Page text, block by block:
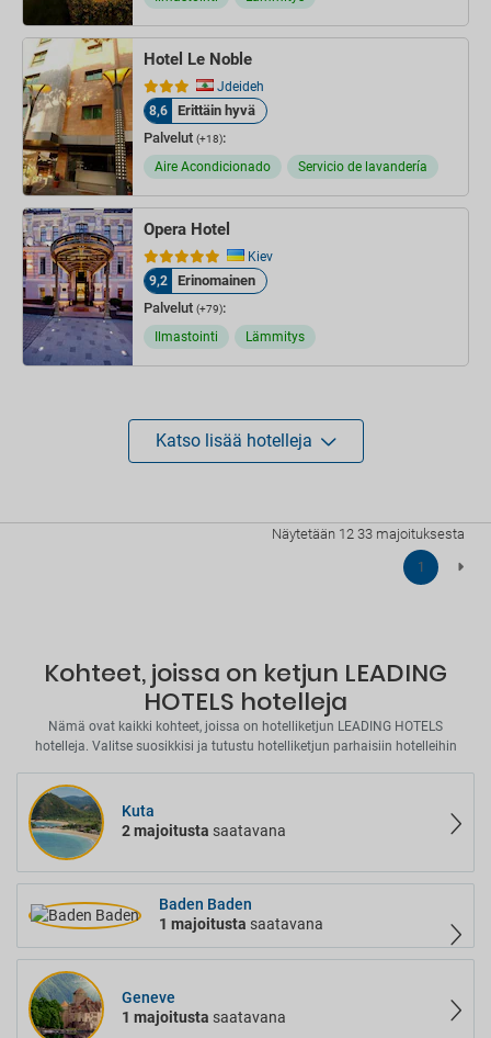
Hotel Le Noble
Jdeideh
8,6
Erittäin hyvä
Palvelut (+18):
Aire Acondicionado Servicio de lavandería
Opera Hotel
Kiev
9,2
Erinomainen
Palvelut (+79):
Ilmastointi Lämmitys
Katso lisää hotelleja
Näytetään 12 33 majoituksesta
1
Kohteet, joissa on ketjun LEADING
HOTELS hotelleja
Nämä ovat kaikki kohteet, joissa on hotelliketjun LEADING HOTELS
hotelleja. Valitse suosikkisi ja tutustu hotelliketjun parhaisiin hotelleihin
Kuta
2 majoitusta saatavana
Baden Baden
1 majoitusta saatavana
Geneve
1 majoitusta saatavana